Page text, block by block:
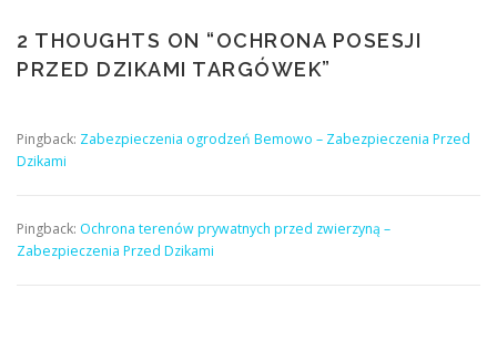
2 THOUGHTS ON “OCHRONA POSESJI
PRZED DZIKAMI TARGÓWEK”
Pingback: Zabezpieczenia ogrodzeń Bemowo – Zabezpieczenia Przed
Dzikami
Pingback: Ochrona terenów prywatnych przed zwierzyną –
Zabezpieczenia Przed Dzikami